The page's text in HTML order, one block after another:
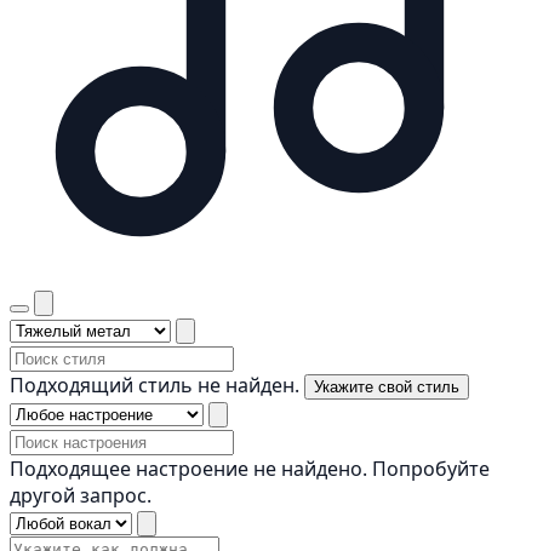
Подходящий стиль не найден. Укажите свой стиль
Подходящее настроение не найдено. Попробуйте
другой запрос.